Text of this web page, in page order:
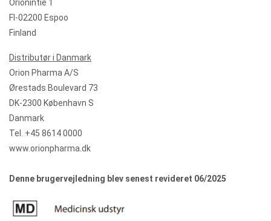
Orionintie 1
FI-02200 Espoo
Finland
Distributør i Danmark
Orion Pharma A/S
Ørestads Boulevard 73
DK-2300 København S
Danmark
Tel. +45 8614 0000
www.orionpharma.dk
Denne brugervejledning blev senest revideret 06/2025